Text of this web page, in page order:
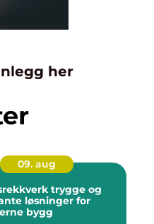
her
09. aug
trygge og
løsninger for
bygg